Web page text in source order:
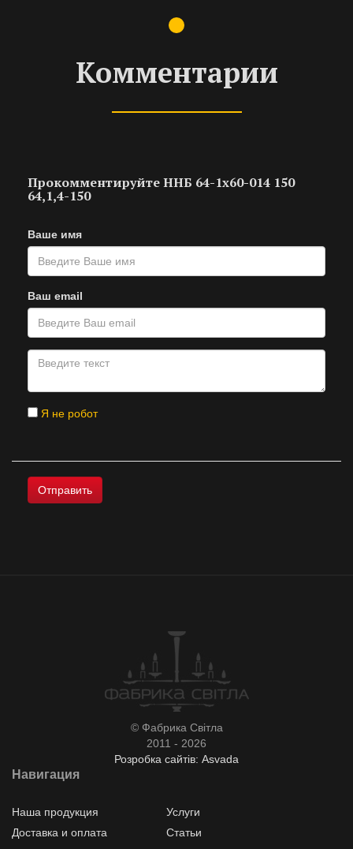
Комментарии
Прокомментируйте ННБ 64-1х60-014 150
64,1,4-150
Ваше имя
Ваш email
Я не робот
© Фабрика Світла
2011 - 2026
Розробка сайтів: Asvada
Навигация
Наша продукция
Услуги
Доставка и оплата
Статьи